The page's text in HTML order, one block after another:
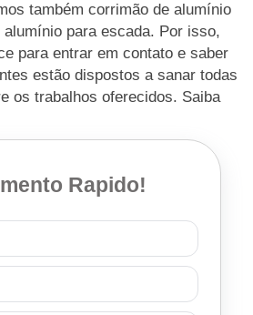
também corrimão de alumínio
para escada. Por isso,
para entrar em contato e saber
estão dispostos a sanar todas
os trabalhos oferecidos. Saiba
Rapido!